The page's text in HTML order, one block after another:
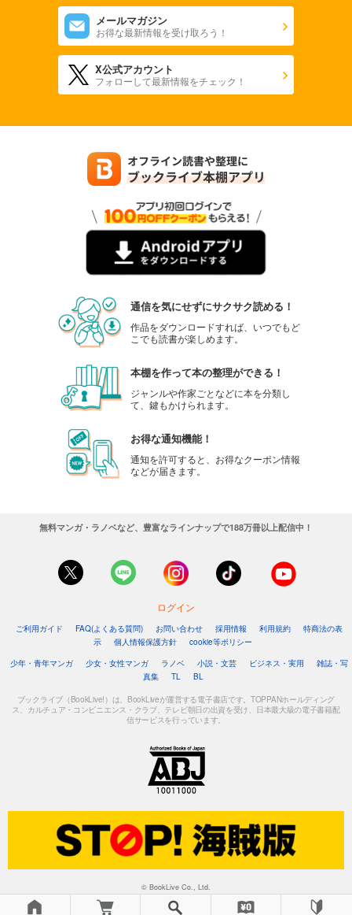
メールマガジン
お得な最新情報を受け取ろう！
X公式アカウント
フォローして最新情報をチェック！
通信を気にせずにサクサク読める！
作品をダウンロードすれば、いつでもど
こでも読書が楽しめます。
本棚を作って本の整理ができる！
ジャンルや作家ごとなどに本を分類し
て、鍵もかけられます。
お得な通知機能！
通知を許可すると、お得なクーポン情報
などが届きます。
無料マンガ・ラノベなど、豊富なラインナップで188万冊以上配信中！
ログイン
ご利用ガイド FAQ(よくある質問) お問い合わせ 採用情報 利用規約
特商法の表
示
個人情報保護方針
cookie等ポリシー
少年・青年マンガ
少女・女性マンガ ラノベ 小説・文芸 ビジネス・実用
雑誌・写
真集
TL BL
ブックライブ（BookLive!）は、BookLiveが運営する電子書店です。TOPPANホールディング
ス、カルチュア・コンビニエンス・クラブ、テレビ朝日の出資を受け、日本最大級の電子書籍配
信サービスを行っています。
© BookLive Co., Ltd.